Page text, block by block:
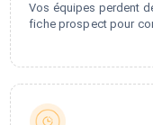
Vos équipes perdent
fiche prospect pour